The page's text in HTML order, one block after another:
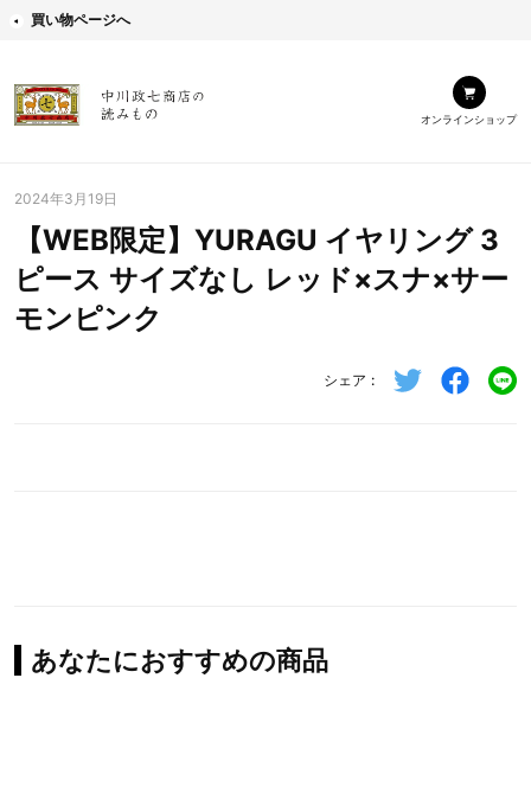
買い物ページへ
オンラインショップ
2024年3月19日
【WEB限定】YURAGU イヤリング 3
ピース サイズなし レッド×スナ×サー
モンピンク
シェア
あなたにおすすめの商品